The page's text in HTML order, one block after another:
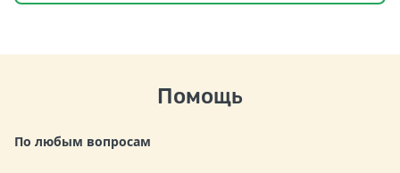
Помощь
По любым вопросам